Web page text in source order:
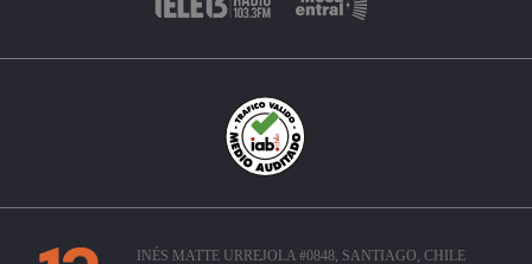
INÉS MATTE URREJOLA #0848, SANTIAGO, CHILE